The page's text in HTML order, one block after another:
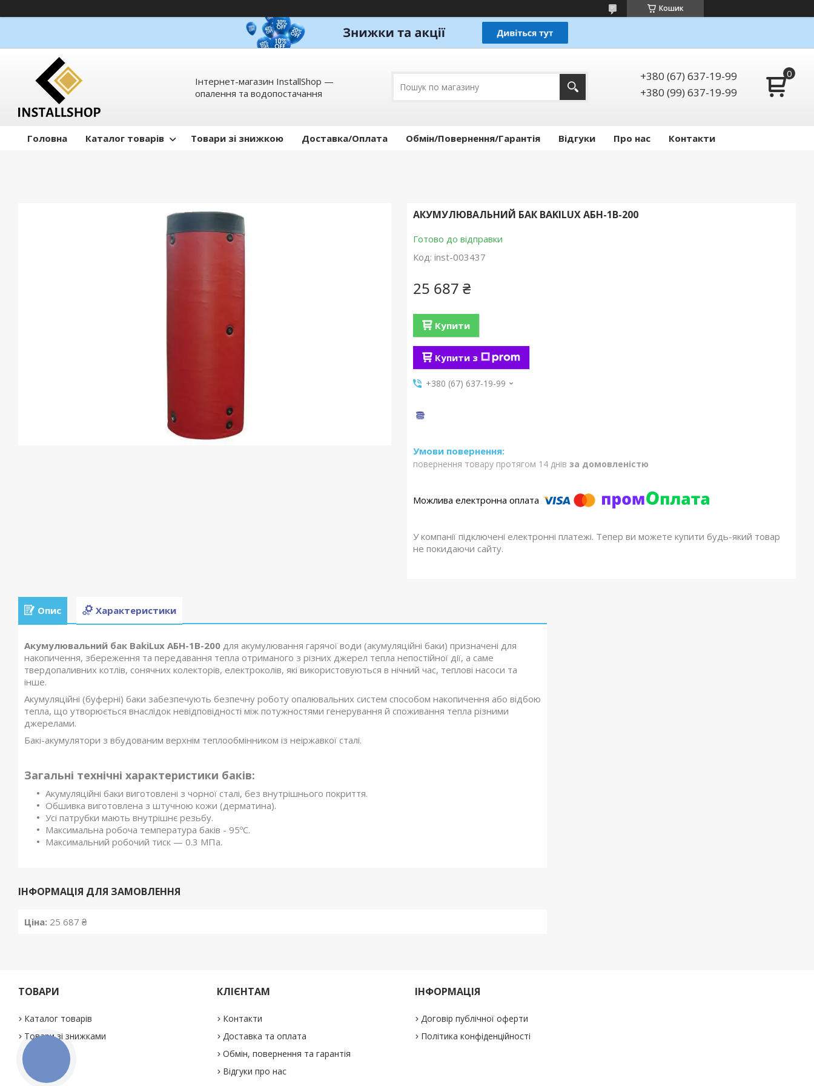
Кошик
Інтернет-магазин InstallShop —
опалення та водопостачання
+380 (67) 637-19-99
+380 (99) 637-19-99
Головна Каталог товарів Товари зі знижкою Доставка/Оплата Обмін/Повернення/Гарантія Відгуки Про нас Контакти
АКУМУЛЮВАЛЬНИЙ БАК BAKILUX АБН-1В-200
Готово до відправки
Код: inst-003437
25 687 ₴
Купити
Купити з
+380 (67) 637-19-99
повернення товару протягом 14 днів за домовленістю
У компанії підключені електронні платежі. Тепер ви можете купити будь-який товар
не покидаючи сайту.
Опис Характеристики
Акумулювальний бак BakiLux АБН-1В-200 для акумулювання гарячої води (акумуляційні баки) призначені для
накопичення, збереження та передавання тепла отриманого з різних джерел тепла непостійної дії, а саме
твердопаливних котлів, сонячних колекторів, електроколів, які використовуються в нічний час, теплові насоси та
інше.
Акумуляційні (буферні) баки забезпечують безпечну роботу опалювальних систем способом накопичення або відбою
тепла, що утворюється внаслідок невідповідності між потужностями генерування й споживання тепла різними
джерелами.
Бакі-акумулятори з вбудованим верхнім теплообмінником із неіржавкої сталі.
Загальні технічні характеристики баків:
Акумуляційні баки виготовлені з чорної сталі, без внутрішнього покриття.
Обшивка виготовлена з штучною кожи (дерматина).
Усі патрубки мають внутрішнє резьбу.
Максимальна робоча температура баків - 95ºС.
Максимальний робочий тиск — 0.3 МПа.
ІНФОРМАЦІЯ ДЛЯ ЗАМОВЛЕННЯ
Ціна: 25 687 ₴
ТОВАРИ
Каталог товарів
Товари зі знижками
КЛІЄНТАМ
Контакти
Доставка та оплата
Обмін, повернення та гарантія
Відгуки про нас
ІНФОРМАЦІЯ
Договір публічної оферти
Політика конфіденційності